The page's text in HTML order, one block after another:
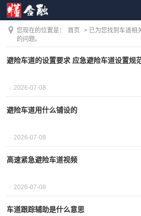
您现在的位置是： 首页
> 已为您找到车道相
的问题。
避险车道的设置要求 应急避险车道设置规
2026-07-08
避险车道用什么铺设的
2026-07-08
高速紧急避险车道视频
2026-07-08
车道跟踪辅助是什么意思